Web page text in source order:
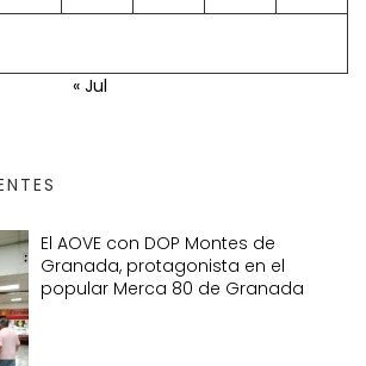
« Jul
El AOVE con DOP Montes de
Granada, protagonista en el
popular Merca 80 de Granada